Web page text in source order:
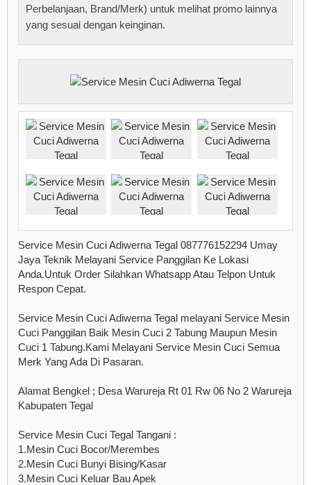
Perbelanjaan, Brand/Merk) untuk melihat promo lainnya
yang sesuai dengan keinginan.
Service Mesin Cuci Adiwerna Tegal 087776152294 Umay
Jaya Teknik Melayani Service Panggilan Ke Lokasi
Anda.Untuk Order Silahkan Whatsapp Atau Telpon Untuk
Respon Cepat.
Service Mesin Cuci Adiwerna Tegal melayani Service Mesin
Cuci Panggilan Baik Mesin Cuci 2 Tabung Maupun Mesin
Cuci 1 Tabung.Kami Melayani Service Mesin Cuci Semua
Merk Yang Ada Di Pasaran.
Alamat Bengkel ; Desa Warureja Rt 01 Rw 06 No 2 Warureja
Kabupaten Tegal
Service Mesin Cuci Tegal Tangani :
1.Mesin Cuci Bocor/Merembes
2.Mesin Cuci Bunyi Bising/Kasar
3.Mesin Cuci Keluar Bau Apek